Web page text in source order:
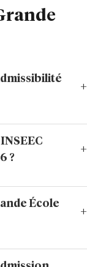
?
École